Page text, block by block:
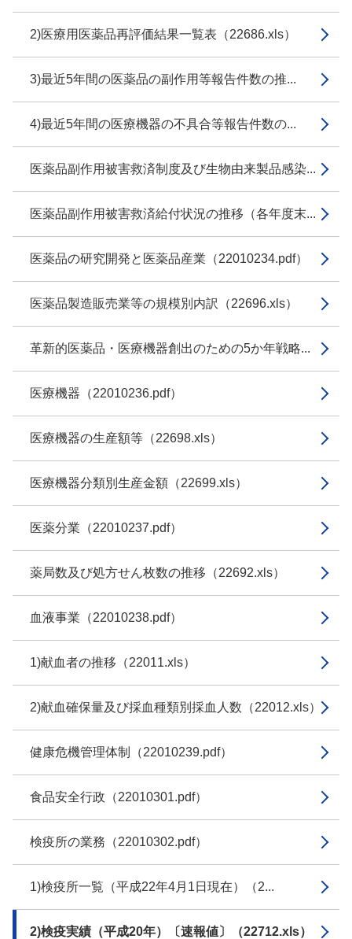
2)医療用医薬品再評価結果一覧表（22686.xls）
3)最近5年間の医薬品の副作用等報告件数の推...
4)最近5年間の医療機器の不具合等報告件数の...
医薬品副作用被害救済制度及び生物由来製品感染...
医薬品副作用被害救済給付状況の推移（各年度末...
医薬品の研究開発と医薬品産業（22010234.pdf）
医薬品製造販売業等の規模別内訳（22696.xls）
革新的医薬品・医療機器創出のための5か年戦略...
医療機器（22010236.pdf）
医療機器の生産額等（22698.xls）
医療機器分類別生産金額（22699.xls）
医薬分業（22010237.pdf）
薬局数及び処方せん枚数の推移（22692.xls）
血液事業（22010238.pdf）
1)献血者の推移（22011.xls）
2)献血確保量及び採血種類別採血人数（22012.xls）
健康危機管理体制（22010239.pdf）
食品安全行政（22010301.pdf）
検疫所の業務（22010302.pdf）
1)検疫所一覧（平成22年4月1日現在）（2...
2)検疫実績（平成20年）〔速報値〕（22712.xls）